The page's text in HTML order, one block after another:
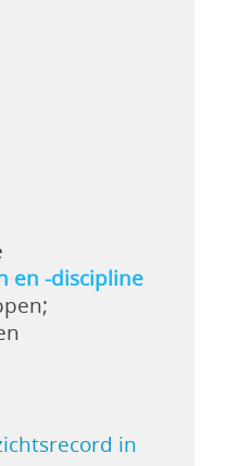
en -discipline
in